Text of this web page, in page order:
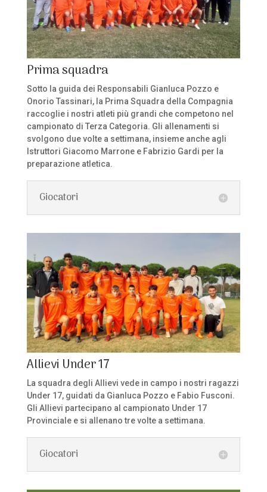
Prima squadra
Sotto la guida dei Responsabili Gianluca Pozzo e
Onorio Tassinari, la Prima Squadra della Compagnia
raccoglie i nostri atleti più grandi che competono nel
campionato di Terza Categoria. Gli allenamenti si
svolgono due volte a settimana, insieme anche agli
Istruttori Giacomo Marrone e Fabrizio Gardi per la
preparazione atletica.
Giocatori
Allievi Under 17
La squadra degli Allievi vede in campo i nostri ragazzi
Under 17, guidati da Gianluca Pozzo e Fabio Fusconi.
Gli Allievi partecipano al campionato Under 17
Provinciale e si allenano tre volte a settimana.
Giocatori